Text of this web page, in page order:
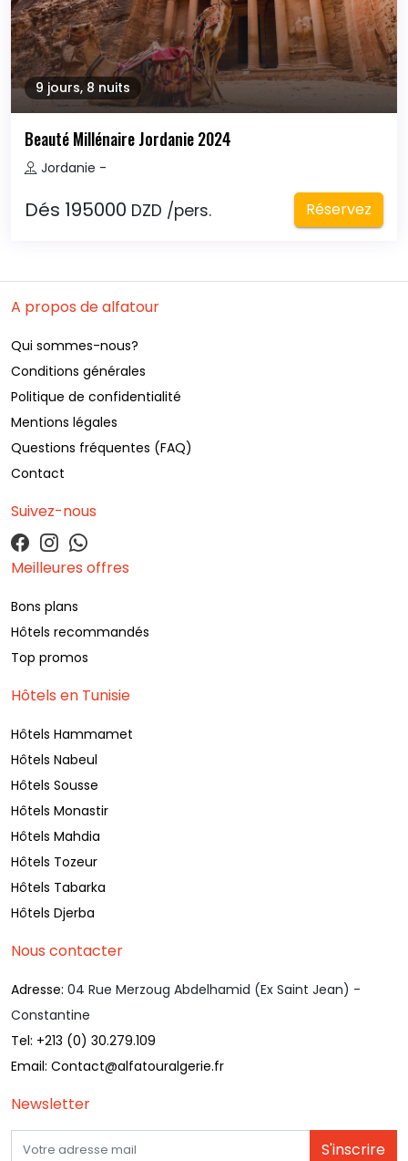
9 jours, 8 nuits
Beauté Millénaire Jordanie 2024
Jordanie -
Dés 195000 DZD /pers. Réservez
A propos de alfatour
Qui sommes-nous?
Conditions générales
Politique de confidentialité
Mentions légales
Questions fréquentes (FAQ)
Contact
Suivez-nous
Meilleures offres
Bons plans
Hôtels recommandés
Top promos
Hôtels en Tunisie
Hôtels Hammamet
Hôtels Nabeul
Hôtels Sousse
Hôtels Monastir
Hôtels Mahdia
Hôtels Tozeur
Hôtels Tabarka
Hôtels Djerba
Nous contacter
Adresse: 04 Rue Merzoug Abdelhamid (Ex Saint Jean) -
Constantine
Tel: +213 (0) 30.279.109
Email: Contact@alfatouralgerie.fr
Newsletter
S'inscrire